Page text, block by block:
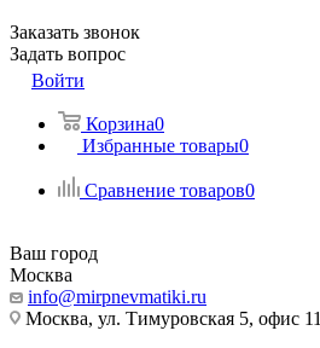
Заказать звонок
Задать вопрос
Войти
Корзина0
Избранные товары0
Сравнение товаров0
Ваш город
Москва
info@mirpnevmatiki.ru
Москва, ул. Тимуровская 5, офис 11